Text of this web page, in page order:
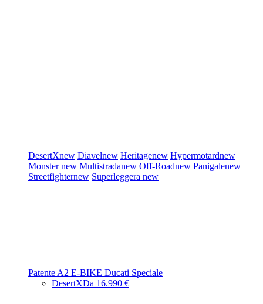
DesertXnew Diavelnew Heritagenew Hypermotardnew
Monsternew Multistradanew Off-Roadnew Panigalenew
Streetfighternew Superleggera new
Patente A2 E-BIKE Ducati Speciale
DesertXDa 16.990 €